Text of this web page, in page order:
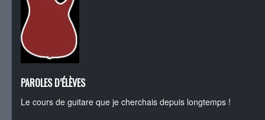
PAROLES D’ÉLÈVES
Le cours de guitare que je cherchais depuis longtemps !